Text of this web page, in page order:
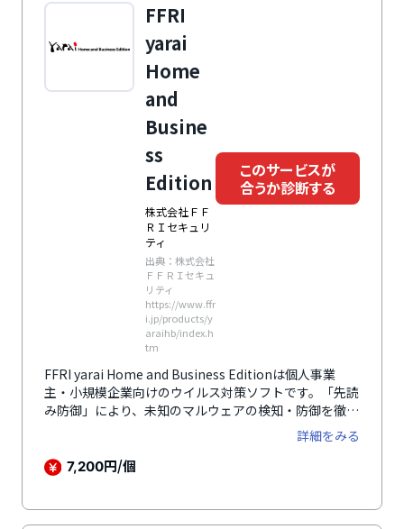
FFRI
yarai
Home
and
Busine
ss
Edition
株式会社ＦＦ
ＲＩセキュリ
ティ
出典：株式会社
ＦＦＲＩセキュ
リティ
https://www.ffr
i.jp/products/y
araihb/index.h
tm
このサービスが
合うか診断する
FFRI yarai Home and Business Editionは個人事業
主・小規模企業向けのウイルス対策ソフトです。「先読
み防御」により、未知のマルウェアの検知・防御を徹底
します。一般的なウイルス対策ソフトとあわせて導入す
ることで、より強力なセキュリティを構築できます。
詳細をみる
7,200円/個